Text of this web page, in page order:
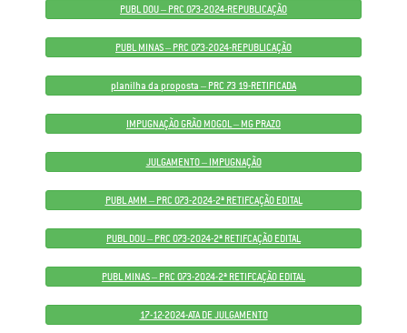
PUBL DOU – PRC 073-2024-REPUBLICAÇÃO
PUBL MINAS – PRC 073-2024-REPUBLICAÇÃO
planilha da proposta – PRC 73 19-RETIFICADA
IMPUGNAÇÃO GRÃO MOGOL – MG PRAZO
JULGAMENTO – IMPUGNAÇÃO
PUBL AMM – PRC 073-2024-2ª RETIFCAÇÃO EDITAL
PUBL DOU – PRC 073-2024-2ª RETIFCAÇÃO EDITAL
PUBL MINAS – PRC 073-2024-2ª RETIFCAÇÃO EDITAL
17-12-2024-ATA DE JULGAMENTO